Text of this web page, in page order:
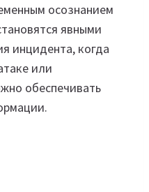
осознанием
явными
инцидента, когда
или
обеспечивать